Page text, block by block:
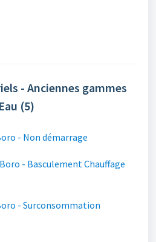
- Anciennes gammes
(5)
- Non démarrage
- Basculement Chauffage
- Surconsommation